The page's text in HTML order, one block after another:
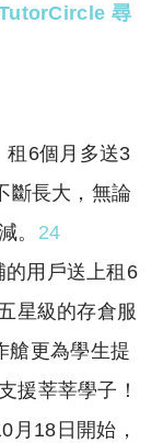
尋
租6個月多送3
斷長大，無論
。 24
用戶送上租6
星級的存倉服
艙更為學生提
援莘莘學子！
月18日開始，